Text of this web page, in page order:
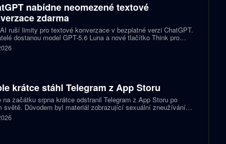
nabídne neomezené textové
zdarma
ruší limity pro textové konverzace v bezplatné verzi ChatGPT.
dostanou model GPT-5.6 Luna a nové tlačítko Think pro
otázky. Předplatitelům Plus a Pro firma zpřístupňuje upravený
Sol spolu s posuvníkem, který nastaví intenzitu přemýšlení.
krátce stáhl Telegram z App Storu
na začátku srpna krátce odstranil Telegram z App Storu po
světě. Důvodem byl materiál zobrazující sexuální zneužívání
podle firmy sdílel jeden uživatel. Telegram účet rychle
a aplikace se ještě během stejného dne do obchodu vrátila.